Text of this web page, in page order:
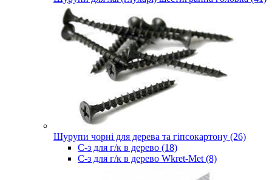
Шурупи чорні для дерева та гіпсокартону (26)
С-з для г/к в дерево (18)
С-з для г/к в дерево Wkret-Met (8)